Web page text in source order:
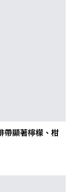
顯著檸檬、柑